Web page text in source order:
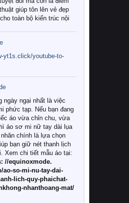
giúp tôn lên vẻ đẹp
toàn bộ kiến trúc nội
thị trường đa dạng
hiệu và mẫu mã
làm thế nào để chọn
bộ chăn ga gối đệm cao
chất lượng, phù hợp với
cầu sử dụng của gia
chúng tôi đi tìm lời
tiết qua bài viết dưới đây.
gia đình hiện đại lại ưa
ga gối đệm cao cấp?
dòng sản phẩm thông
bộ chăn ga gối đệm
qua quy trình sản xuất
từ khâu chọn lọc nguyên
đến công nghệ dệt
đại không chứa hóa chất
yt1s.click/youtube-to-
ngày ngại nhất là việc
phức tạp. Nếu bạn đang
áo vừa chỉn chu, vừa
áo sơ mi nữ tay dài lụa
chính là lựa chọn
bạn giữ nét thanh lịch
Xem chi tiết mẫu áo tại:
//equinoxmode.
ao-so-mi-nu-tay-dai-
lich-quy-phaichat-
nhanthoang-mat/